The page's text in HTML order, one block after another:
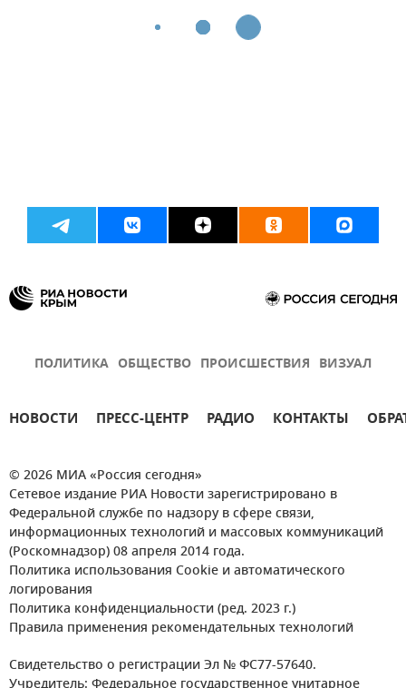
ПОЛИТИКА ОБЩЕСТВО ПРОИСШЕСТВИЯ ВИЗУАЛ
НОВОСТИ ПРЕСС-ЦЕНТР РАДИО КОНТАКТЫ
© 2026 МИА «Россия сегодня»
Сетевое издание РИА Новости зарегистрировано в
Федеральной службе по надзору в сфере связи,
информационных технологий и массовых коммуникаций
(Роскомнадзор) 08 апреля 2014 года.
Политика использования Cookie и автоматического
логирования
Политика конфиденциальности (ред. 2023 г.)
Правила применения рекомендательных технологий
Свидетельство о регистрации Эл № ФС77-57640.